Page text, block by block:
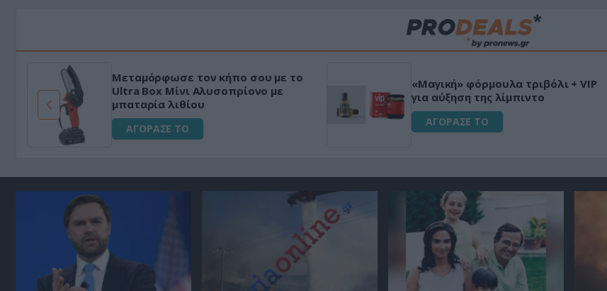
Μεταμόρφωσε τον κήπο σου με το
Ultra Box Μίνι Αλυσοπρίονο με
μπαταρία λιθίου
ΑΓΟΡΑΣΕ ΤΟ
«Μαγική» φόρμουλα τριβόλι + VIP
για αύξηση της λίμπιντο
ΑΓΟΡΑΣΕ ΤΟ